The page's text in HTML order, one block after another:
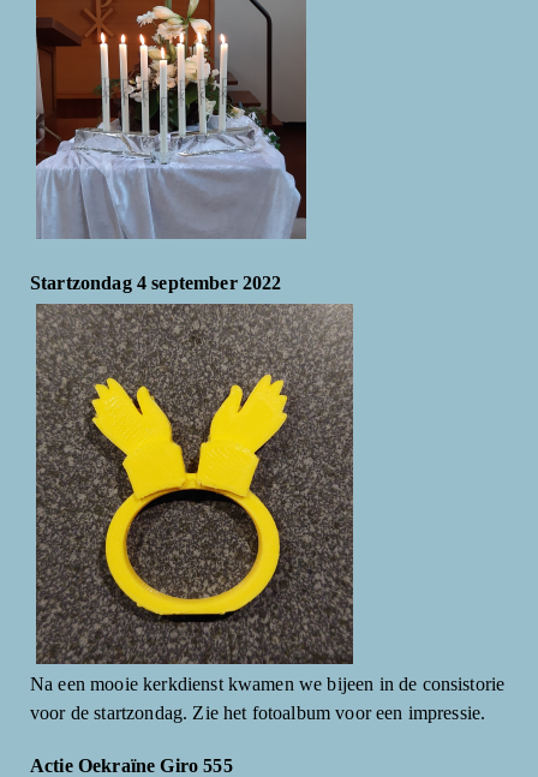
Startzondag 4 september 2022
Na een mooie kerkdienst kwamen we bijeen in de consistorie
voor de startzondag. Zie het fotoalbum voor een impressie.
Actie Oekraïne Giro 555